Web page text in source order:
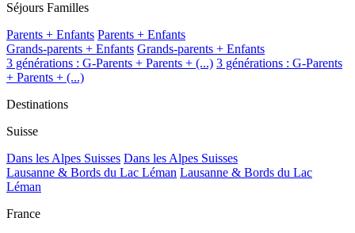
Séjours Familles
Parents + Enfants Parents + Enfants
Grands-parents + Enfants Grands-parents + Enfants
3 générations : G-Parents + Parents + (...) 3 générations : G-Parents
+ Parents + (...)
Destinations
Suisse
Dans les Alpes Suisses Dans les Alpes Suisses
Lausanne & Bords du Lac Léman Lausanne & Bords du Lac
Léman
France